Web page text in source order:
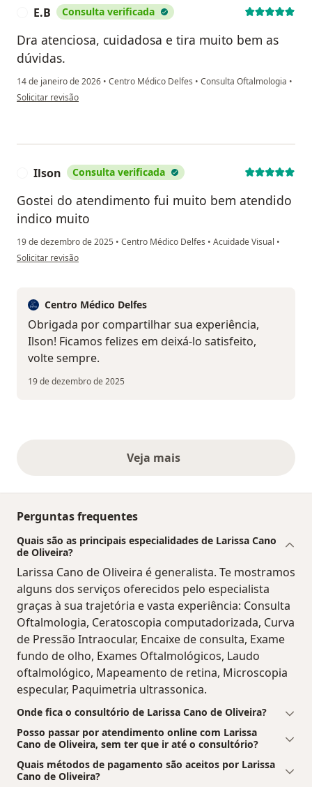
E.B Consulta verificada
Dra atenciosa, cuidadosa e tira muito bem as
dúvidas.
14 de janeiro de 2026 • Centro Médico Delfes • Consulta Oftalmologia •
na opinião do utilizador E.B
Solicitar revisão
Ilson Consulta verificada
Gostei do atendimento fui muito bem atendido
indico muito
19 de dezembro de 2025 • Centro Médico Delfes • Acuidade Visual •
na opinião do utilizador Ilson
Solicitar revisão
Centro Médico Delfes
Obrigada por compartilhar sua experiência,
Ilson! Ficamos felizes em deixá-lo satisfeito,
volte sempre.
19 de dezembro de 2025
Veja maisopiniões acima
Perguntas frequentes
Quais são as principais especialidades de Larissa Cano
de Oliveira?
Larissa Cano de Oliveira é generalista. Te mostramos
alguns dos serviços oferecidos pelo especialista
graças à sua trajetória e vasta experiência: Consulta
Oftalmologia, Ceratoscopia computadorizada, Curva
de Pressão Intraocular, Encaixe de consulta, Exame
fundo de olho, Exames Oftalmológicos, Laudo
oftalmológico, Mapeamento de retina, Microscopia
especular, Paquimetria ultrassonica.
Onde fica o consultório de Larissa Cano de Oliveira?
Posso passar por atendimento online com Larissa
Cano de Oliveira, sem ter que ir até o consultório?
Quais métodos de pagamento são aceitos por Larissa
Cano de Oliveira?